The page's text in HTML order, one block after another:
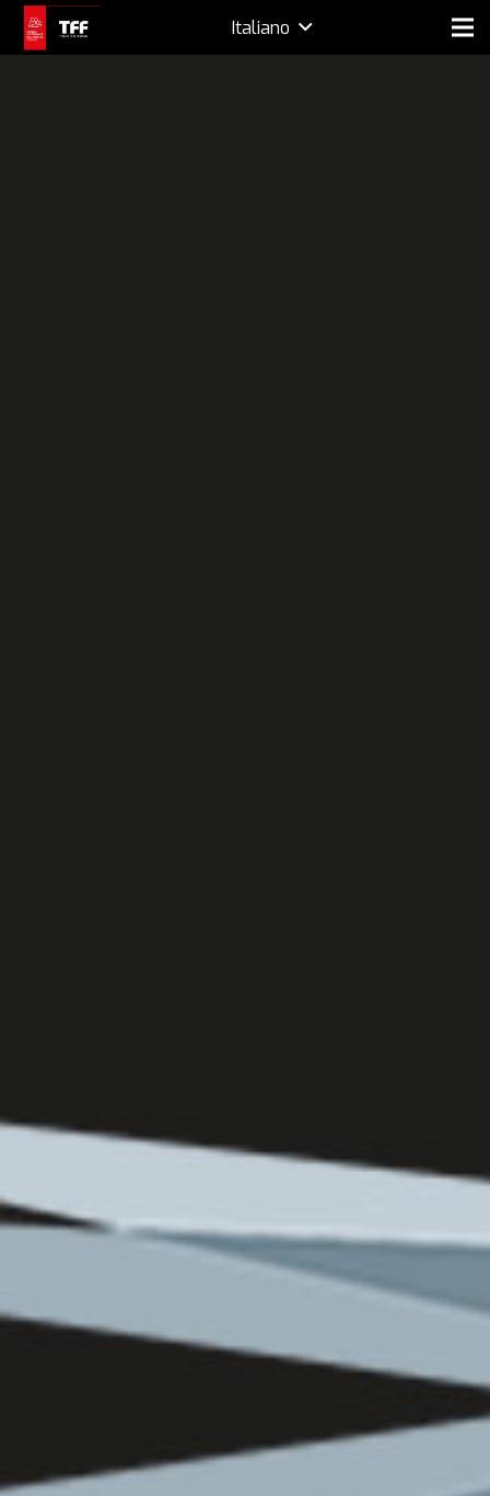
Italiano